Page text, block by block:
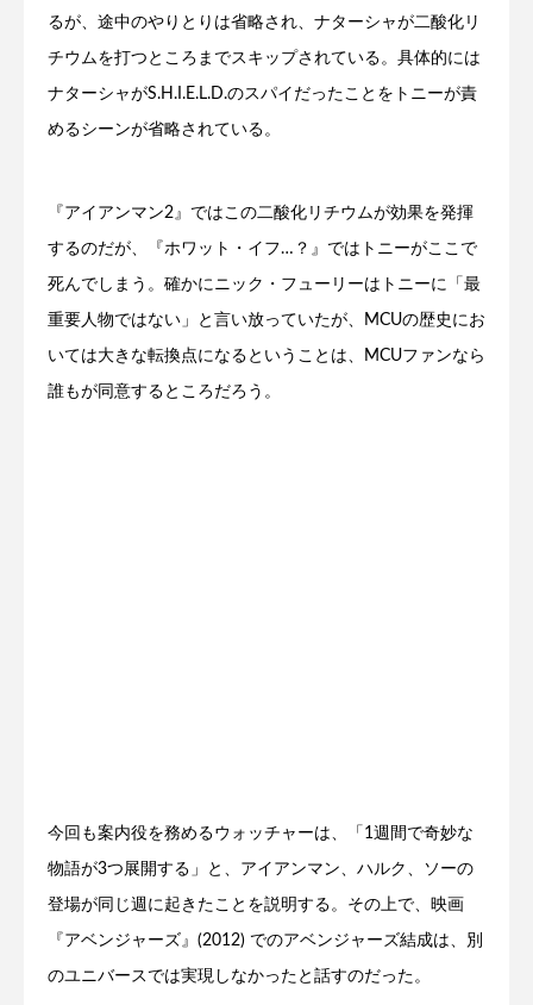
るが、途中のやりとりは省略され、ナターシャが二酸化リ
チウムを打つところまでスキップされている。具体的には
ナターシャがS.H.I.E.L.D.のスパイだったことをトニーが責
めるシーンが省略されている。
『アイアンマン2』ではこの二酸化リチウムが効果を発揮
するのだが、『ホワット・イフ…？』ではトニーがここで
死んでしまう。確かにニック・フューリーはトニーに「最
重要人物ではない」と言い放っていたが、MCUの歴史にお
いては大きな転換点になるということは、MCUファンなら
誰もが同意するところだろう。
今回も案内役を務めるウォッチャーは、「1週間で奇妙な
物語が3つ展開する」と、アイアンマン、ハルク、ソーの
登場が同じ週に起きたことを説明する。その上で、映画
『アベンジャーズ』(2012) でのアベンジャーズ結成は、別
のユニバースでは実現しなかったと話すのだった。